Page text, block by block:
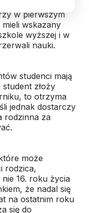
w pierwszym
wskazany
wyższej i w
nauki.
studenci mają
złoży
to otrzyma
jednak dostarczy
rodzinna za
może
rodzica,
16. roku życia
że nadal się
na ostatnim roku
się do